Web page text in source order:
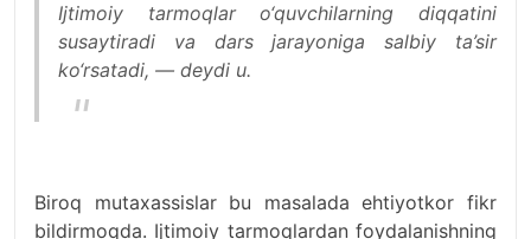
Ijtimoiy tarmoqlar o‘quvchilarning diqqatini
susaytiradi va dars jarayoniga salbiy ta’sir
ko‘rsatadi, — deydi u.
Biroq mutaxassislar bu masalada ehtiyotkor fikr
bildirmoqda. Ijtimoiy tarmoqlardan foydalanishning